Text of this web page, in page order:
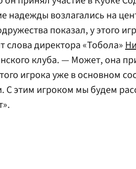
надежды возлагались на
показал, у этого
слова директора «Тобола»
клуба. — Может, она
игрока уже в основном
С этим игроком мы будем